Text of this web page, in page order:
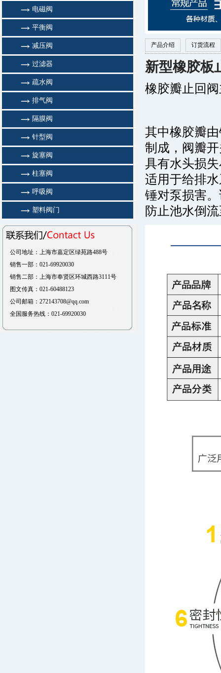
电磁阀
平衡阀
减压阀
过滤器
疏水阀
排气阀
隔膜阀
针型阀
旋塞阀
柱塞阀
呼吸阀
塑料阀门
公司地址：上海市嘉定区绿苑路488号
销售一部：021-69920030
销售二部：上海市奉贤区环城西路3111号
图文传真：021-60488123
公司邮箱：272143708@qq.com
全国服务热线：021-69920030
产品介绍 订货流程
新型橡胶板
橡胶瓣止回
其中橡胶瓣
制成，阀瓣
具有水头损
适用于给排
锤对泵损害
防止池水倒